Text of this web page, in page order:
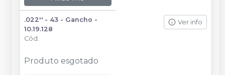
.022'' - 43 - Gancho -
10.19.128
Cód.
Ver info
Produto esgotado